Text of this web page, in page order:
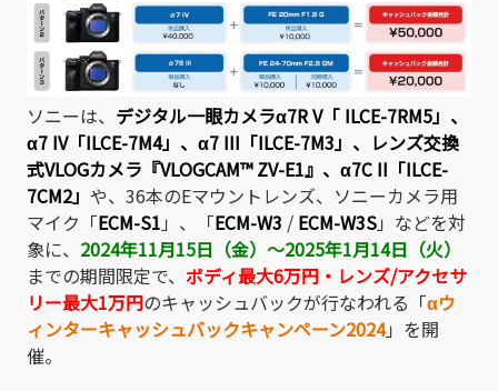
ソニーは、 デジタル一眼カメラα7R V「 ILCE-7RM5」 、
α7 IV「ILCE-7M4」 、 α7 III「ILCE-7M3」 、レンズ交換
式VLOGカメラ 『VLOGCAM™ZV-E1』 、 α7C II「ILCE-
7CM2」 や、36本のEマウントレンズ、ソニーカメラ用
マイク 「ECM-S1 」、「ECM-W3 / ECM-W3S」などを対
象に、 2024年11月15日（金）～2025年1月14日（火）
までの期間限定で、 ボディ最大6万円・レンズ/アクセサ
リー最大1万円のキャッシュバックが行なわれる「αウ
ィンターキャッシュバックキャンペーン2024」を開
催。